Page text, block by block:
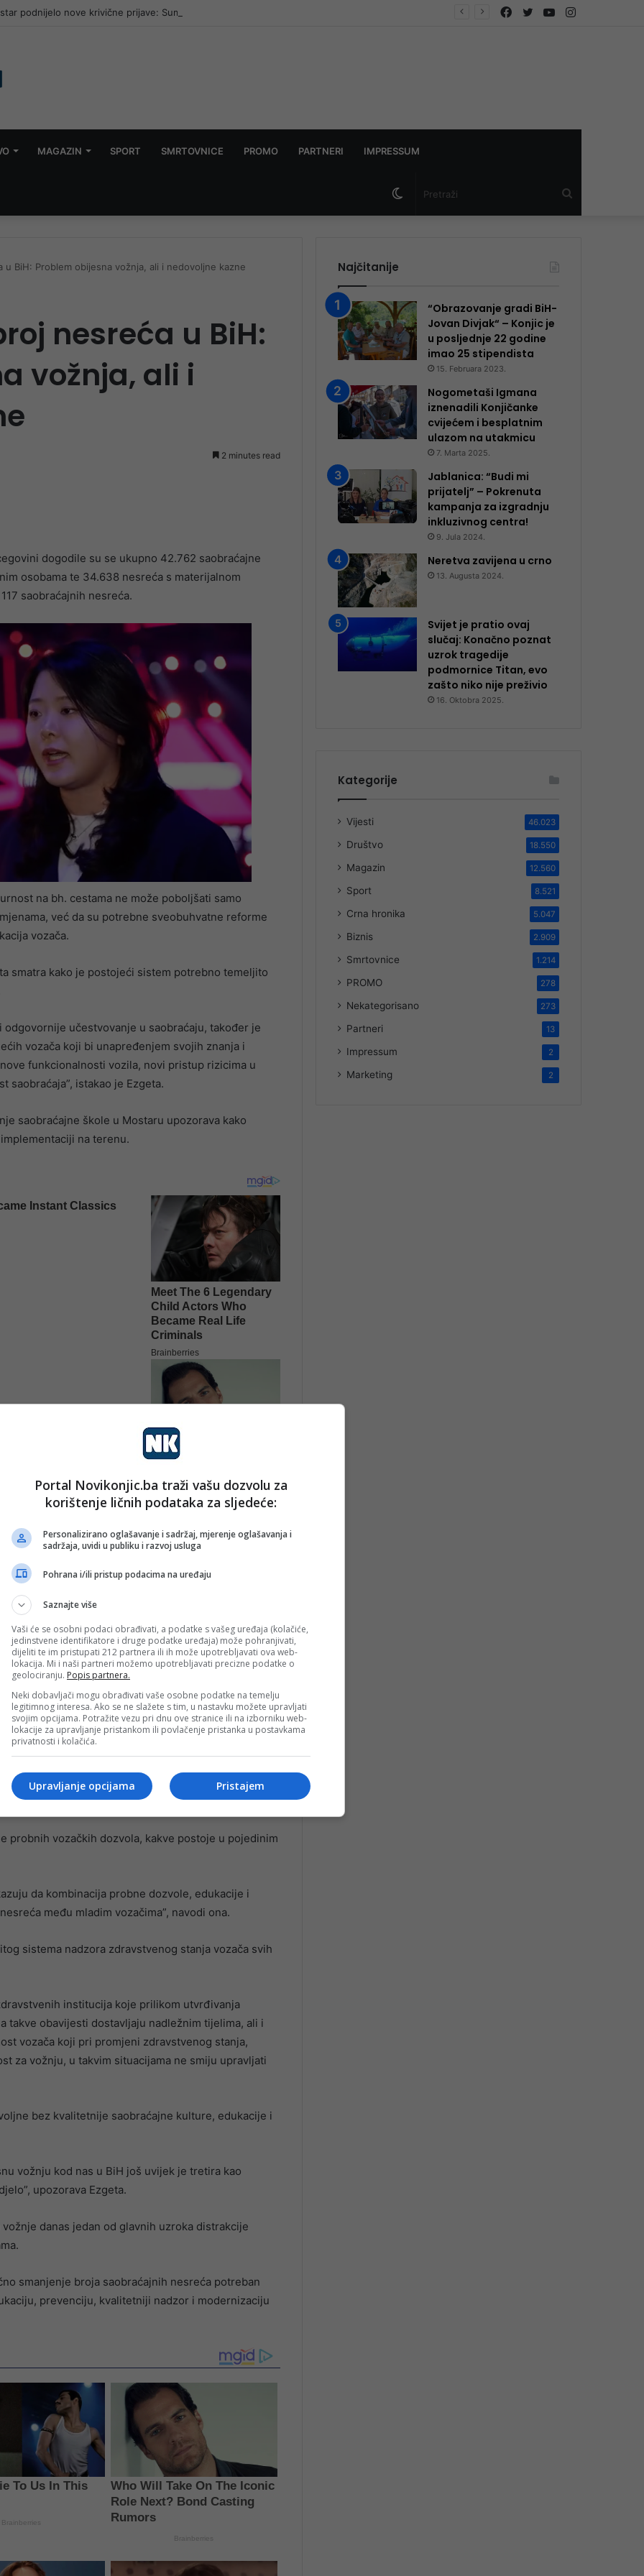
podnijelo nove krivične prijave: Sumnjaju na lažno predstavljanje sindikata Instagram
YouTube
Twitter
Facebook
MAGAZIN SPORT SMRTOVNICE PROMO PARTNERI IMPRESSUM
Switch
u BiH: Problem obijesna vožnja, ali i nedovoljne kazne
nesreća u BiH:
vožnja, ali i
2 minutes read
dogodile su se ukupno 42.762 saobraćajne
osobama te 34.638 nesreća s materijalnom
saobraćajnih nesreća.
na bh. cestama ne može poboljšati samo
već da su potrebne sveobuhvatne reforme
vozača.
smatra kako je postojeći sistem potrebno temeljito
učestvovanje u saobraćaju, također je
vozača koji bi unapređenjem svojih znanja i
funkcionalnosti vozila, novi pristup rizicima u
saobraćaja”, istakao je Ezgeta.
saobraćajne škole u Mostaru upozorava kako
na terenu.
poput vožnje pod utjecajem alkohola,
ali i više ulagati u preventivne edukacije,
navodi ona.
je potrebno poboljšati pristup obuci kandidata za
bolje pripremili za sigurnije učestvovanje u
u saobraćajnim nesrećama zbog nedostatka
neprilagođena brzina i korištenje mobitela
i slaba primjena zakona koji je na snazi. Stroža
policije često ne daju velike rezultate. Po meni
a ne samo na strožim kaznama”, smatra
probnih vozačkih dozvola, kakve postoje u pojedinim
da kombinacija probne dozvole, edukacije i
među mladim vozačima”, navodi ona.
sistema nadzora zdravstvenog stanja vozača svih
institucija koje prilikom utvrđivanja
takve obavijesti dostavljaju nadležnim tijelima, ali i
vozača koji pri promjeni zdravstvenog stanja,
za vožnju, u takvim situacijama ne smiju upravljati
bez kvalitetnije saobraćajne kulture, edukacije i
vožnju kod nas u BiH još uvijek je tretira kao
upozorava Ezgeta.
danas jedan od glavnih uzroka distrakcije
smanjenje broja saobraćajnih nesreća potreban
prevenciju, kvalitetniji nadzor i modernizaciju
Najčitanije
“Obrazovanje gradi BiH-
Jovan Divjak“ – Konjic je
u posljednje 22 godine
imao 25 ​​stipendista
15. Februara 2023.
Nogometaši Igmana
iznenadili Konjičanke
cvijećem i besplatnim
ulazom na utakmicu
7. Marta 2025.
Jablanica: “Budi mi
prijatelj” – Pokrenuta
kampanja za izgradnju
inkluzivnog centra!
9. Jula 2024.
Neretva zavijena u crno
13. Augusta 2024.
Svijet je pratio ovaj
slučaj: Konačno poznat
uzrok tragedije
podmornice Titan, evo
zašto niko nije preživio
16. Oktobra 2025.
Kategorije
Vijesti 46.023
Društvo 18.550
Magazin 12.560
Sport 8.521
Crna hronika 5.047
Biznis 2.909
Smrtovnice 1.214
PROMO 278
Nekategorisano 273
Partneri 13
Impressum 2
Marketing 2
Portal Novikonjic.ba traži vašu dozvolu za
korištenje ličnih podataka za sljedeće:
Personalizirano oglašavanje i sadržaj, mjerenje oglašavanja i
sadržaja, uvidi u publiku i razvoj usluga
Pohrana i/ili pristup podacima na uređaju
Saznajte više
Vaši će se osobni podaci obrađivati, a podatke s vašeg uređaja (kolačiće,
jedinstvene identifikatore i druge podatke uređaja) može pohranjivati,
dijeliti te im pristupati 212 partnera ili ih može upotrebljavati ova web-
lokacija. Mi i naši partneri možemo upotrebljavati precizne podatke o
geolociranju. Popis partnera.
Neki dobavljači mogu obrađivati vaše osobne podatke na temelju
legitimnog interesa. Ako se ne slažete s tim, u nastavku možete upravljati
svojim opcijama. Potražite vezu pri dnu ove stranice ili na izborniku web-
lokacije za upravljanje pristankom ili povlačenje pristanka u postavkama
privatnosti i kolačića.
Pristajem
Upravljanje opcijama